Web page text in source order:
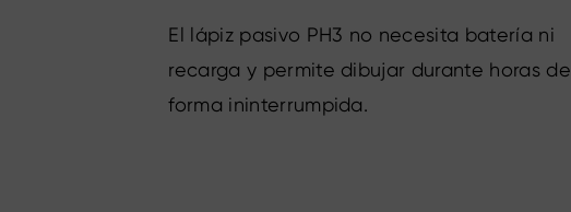
El lápiz pasivo PH3 no necesita batería ni
recarga y permite dibujar durante horas de
forma ininterrumpida.